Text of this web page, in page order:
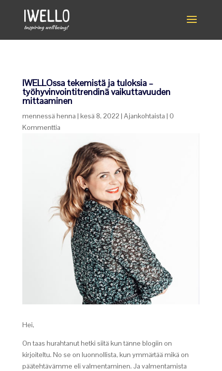
IWELLOssa tekemistä ja tuloksia –
työhyvinvointitrendinä vaikuttavuuden
mittaaminen
mennessä henna | kesä 8, 2022 | Ajankohtaista | 0
Kommenttia
Hei,
On taas hurahtanut hetki siitä kun tänne blogiin on
kirjoiteltu. No se on luonnollista, kun ymmärtää mikä on
päätehtävämme eli valmentaminen. Ja valmentamista